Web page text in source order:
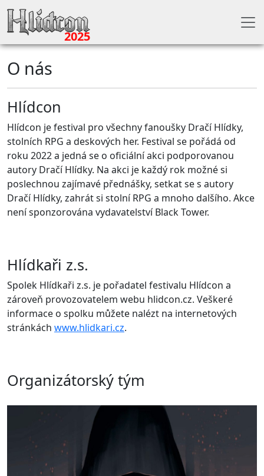
2025
O nás
Hlídcon
Hlídcon je festival pro všechny fanoušky Dračí Hlídky,
stolních RPG a deskových her. Festival se pořádá od
roku 2022 a jedná se o oficiální akci podporovanou
autory Dračí Hlídky. Na akci je každý rok možné si
poslechnou zajímavé přednášky, setkat se s autory
Dračí Hlídky, zahrát si stolní RPG a mnoho dalšího. Akce
není sponzorována vydavatelství Black Tower.
Hlídkaři z.s.
Spolek Hlídkaři z.s. je pořadatel festivalu Hlídcon a
zároveň provozovatelem webu hlidcon.cz. Veškeré
informace o spolku můžete nalézt na internetových
stránkách www.hlidkari.cz.
Organizátorský tým